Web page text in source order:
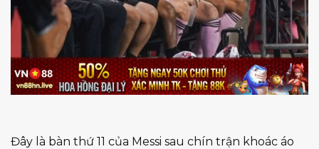
Đây là bàn thứ 11 của Messi sau chín trận khoác áo